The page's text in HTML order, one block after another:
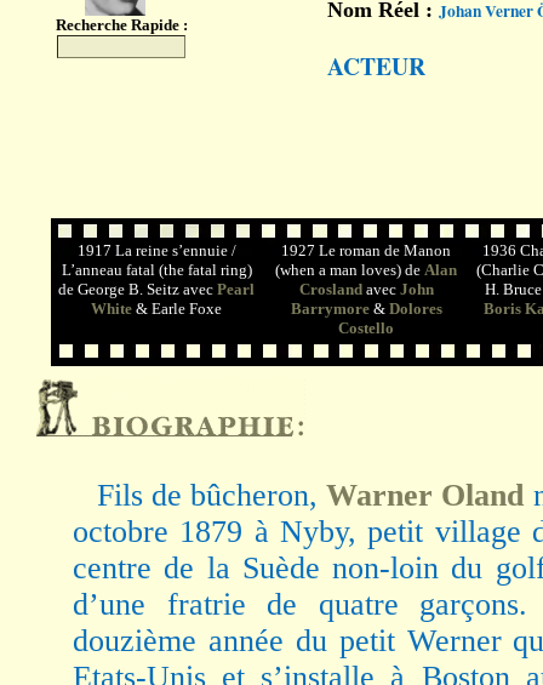
Recherche Rapide :
Nom Réel : Johan Verner
ACTEUR
1917 La reine s’ennuie /
L’anneau fatal (the fatal ring)
de George B. Seitz avec Pearl
White & Earle Foxe
1927 Le roman de Manon
(when a man loves) de Alan
Croslandavec John
Barrymore& Dolores
Costello
1936
(Charlie
H.
Boris
Fils de bûcheron,Warner Oland
octobre 1879 à Nyby, petit village
centre de la Suède non-loin du
d’une fratrie de quatre
douzième année du petit Werner
Etats-Unis et s’installe à Boston